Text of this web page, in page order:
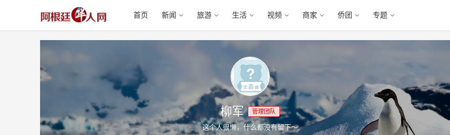
首页 新闻 旅游 生活 视频 商家 侨团 专题
柳军 管理团队
这个人很懒，什么都没有留下～